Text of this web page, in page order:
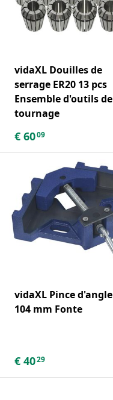
vidaXL Douilles de
serrage ER20 13 pcs
Ensemble d'outils de
tournage
€ 6009
vidaXL Pince d'angle
104 mm Fonte
€ 4029